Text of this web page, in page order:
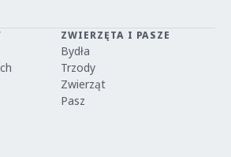
ZWIERZĘTA I PASZE
Bydła
Trzody
Zwierząt
Pasz